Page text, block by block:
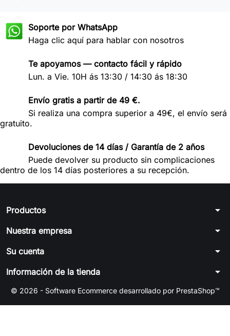
Soporte por WhatsApp
Haga clic aquí para hablar con nosotros
Te apoyamos — contacto fácil y rápido
Lun. a Vie. 10H ás 13:30 / 14:30 ás 18:30
Envío gratis a partir de 49 €.
Si realiza una compra superior a 49€, el envío será
gratuito.
Devoluciones de 14 días / Garantía de 2 años
Puede devolver su producto sin complicaciones
dentro de los 14 días posteriores a su recepción.
Productos arrow_drop_down
Nuestra empresa arrow_drop_down
Su cuenta arrow_drop_down
Información de la tienda arrow_drop_down
© 2026 - Software Ecommerce desarrollado por PrestaShop™